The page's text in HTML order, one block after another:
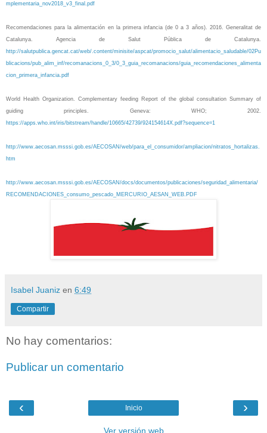
mplementaria_nov2018_v3_final.pdf
Recomendaciones para la alimentación en la primera infancia (de 0 a 3 años). 2016. Generalitat de
Catalunya. Agencia de Salut Pública de Catalunya.
http://salutpublica.gencat.cat/web/.content/minisite/aspcat/promocio_salut/alimentacio_saludable/02Pu
blicacions/pub_alim_inf/recomanacions_0_3/0_3_guia_recomanacions/guia_recomendaciones_alimenta
cion_primera_infancia.pdf
World Health Organization. Complementary feeding Report of the global consultation Summary of
guiding principles. Geneva: WHO; 2002.
https://apps.who.int/iris/bitstream/handle/10665/42739/924154614X.pdf?sequence=1
http://www.aecosan.msssi.gob.es/AECOSAN/web/para_el_consumidor/ampliacion/nitratos_hortalizas.
htm
http://www.aecosan.msssi.gob.es/AECOSAN/docs/documentos/publicaciones/seguridad_alimentaria/
RECOMENDACIONES_consumo_pescado_MERCURIO_AESAN_WEB.PDF
Isabel Juaniz en 6:49
Compartir
No hay comentarios:
Publicar un comentario
‹ ›
Inicio
Ver versión web